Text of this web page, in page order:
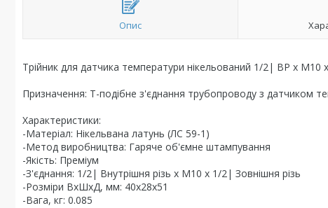
Опис
Трійник для датчика температури нікельований 1/2| ВР х
Призначення: Т-подібне з'єднання трубопроводу з датчиком
Характеристики:
-Матеріал: Нікельвана латунь (ЛС 59-1)
-Метод виробництва: Гаряче об'ємне штампування
-Якість: Преміум
-З'єднання: 1/2| Внутрішня різь х М10 х 1/2| Зовнішня різь
-Розміри ВхШхД, мм: 40х28х51
-Вага, кг: 0.085